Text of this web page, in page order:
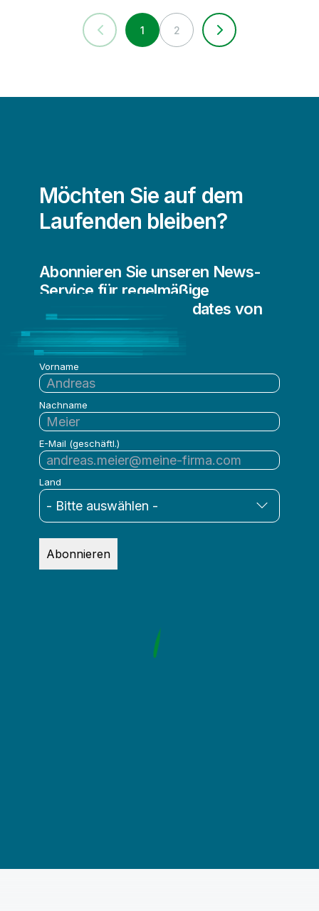
1 2
Möchten Sie auf dem
Laufenden bleiben?
Abonnieren Sie unseren News-
Service für regelmäßige
Informationen und Updates von
Qlik
Vorname
Nachname
E-Mail (geschäftl.)
Land
Abonnieren